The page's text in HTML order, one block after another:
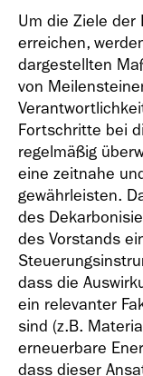
Um die Ziele der
erreichen,
dargestellten
von
Fortschritte bei
regelmäßig
eine zeitnahe
gewährleisten.
des
des Vorstands
dass die
ein relevanter
sind (z.B.
erneuerbare
dass dieser